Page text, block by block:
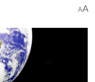
AA